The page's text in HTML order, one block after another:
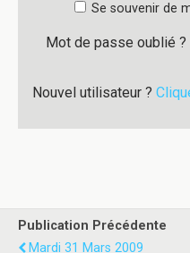
Se souvenir de
Mot de passe oublié ?
Nouvel utilisateur ?
Publication Précédente
Mardi 31 Mars 2009